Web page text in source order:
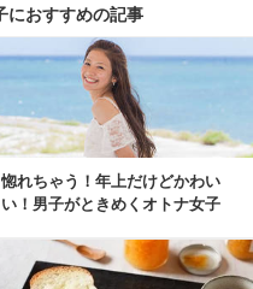
におすすめの記事
惚れちゃう！年上だけどかわい
い！男子がときめくオトナ女子